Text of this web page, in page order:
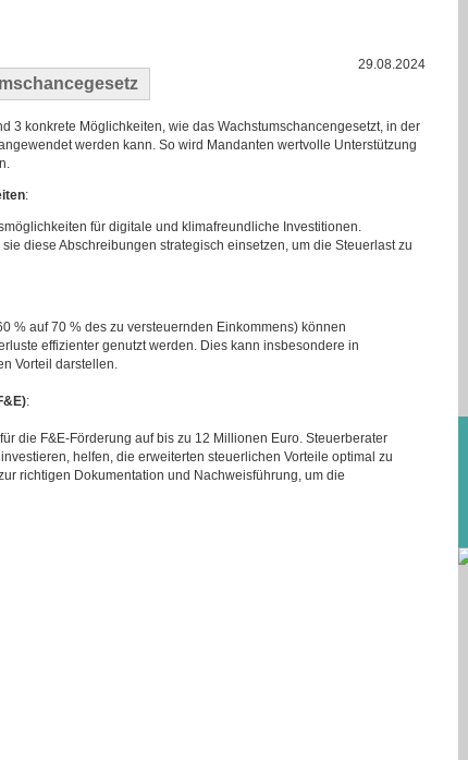
29.08.2024
3 konkrete Möglichkeiten, wie das Wachstumschancengesetzt, in der
werden kann. So wird Mandanten wertvolle Unterstützung
:
für digitale und klimafreundliche Investitionen.
diese Abschreibungen strategisch einsetzen, um die Steuerlast zu
% auf 70 % des zu versteuernden Einkommens) können
effizienter genutzt werden. Dies kann insbesondere in
Vorteil darstellen.
:
die F&E-Förderung auf bis zu 12 Millionen Euro. Steuerberater
helfen, die erweiterten steuerlichen Vorteile optimal zu
richtigen Dokumentation und Nachweisführung, um die